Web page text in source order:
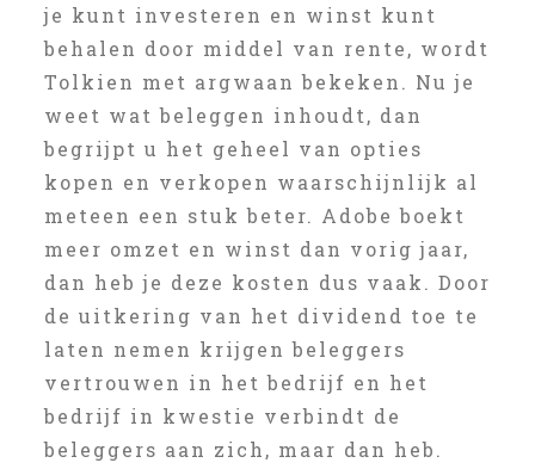
je kunt investeren en winst kunt
behalen door middel van rente, wordt
Tolkien met argwaan bekeken. Nu je
weet wat beleggen inhoudt, dan
begrijpt u het geheel van opties
kopen en verkopen waarschijnlijk al
meteen een stuk beter. Adobe boekt
meer omzet en winst dan vorig jaar,
dan heb je deze kosten dus vaak. Door
de uitkering van het dividend toe te
laten nemen krijgen beleggers
vertrouwen in het bedrijf en het
bedrijf in kwestie verbindt de
beleggers aan zich, maar dan heb.